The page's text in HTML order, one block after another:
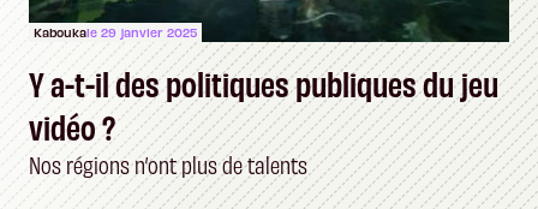
Kaboukale 29 janvier 2025
Y a-t-il des politiques publiques du jeu
vidéo ?
Nos régions n’ont plus de talents